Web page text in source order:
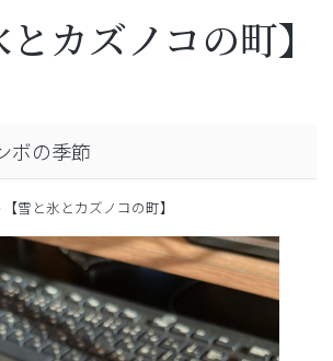
とカズノコの町】
ボの季節
【雪と氷とカズノコの町】